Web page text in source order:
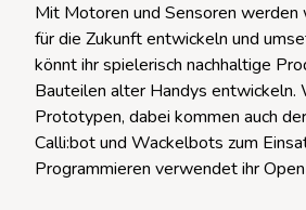
Mit Motoren und Sensoren werden
für die Zukunft entwickeln und
könnt ihr spielerisch nachhaltige
Bauteilen alter Handys entwickeln.
Prototypen, dabei kommen auch
Calli:bot und Wackelbots zum
Programmieren verwendet ihr